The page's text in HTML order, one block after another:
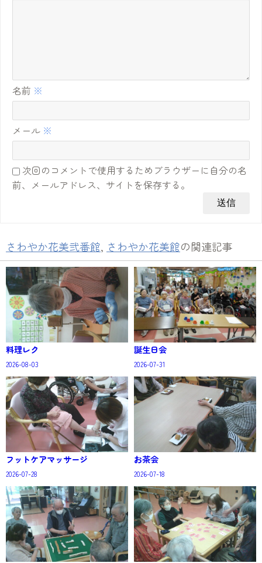
名前 ※
メール ※
次回のコメントで使用するためブラウザーに自分の名
前、メールアドレス、サイトを保存する。
さわやか花美弐番館, さわやか花美館の関連記事
料理レク
2026-08-03
誕生日会
2026-07-31
フットケアマッサージ
2026-07-28
お茶会
2026-07-18